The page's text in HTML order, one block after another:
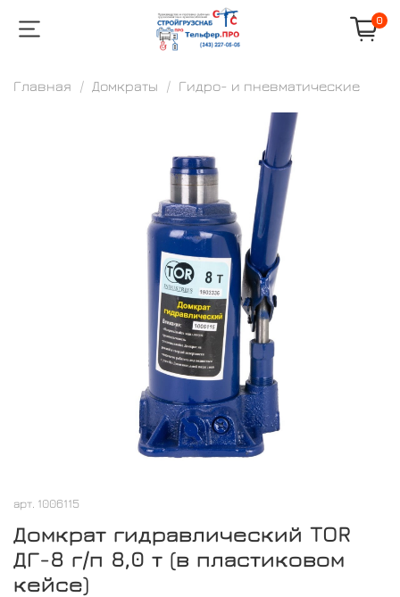
0
Главная Домкраты Гидро- и пневматические
арт. 1006115
Домкрат гидравлический TOR
ДГ-8 г/п 8,0 т (в пластиковом
кейсе)